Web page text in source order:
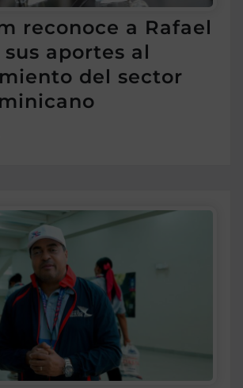
reconoce a Rafael
aportes al
del sector